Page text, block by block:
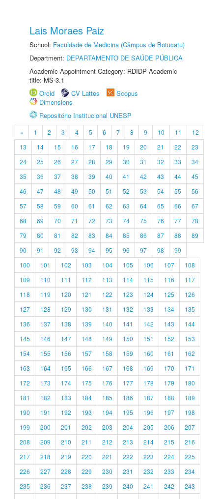
Lais Moraes Paiz
School: Faculdade de Medicina (Câmpus de Botucatu)
Department: DEPARTAMENTO DE SAÚDE PÚBLICA
Academic Appointment Category: RDIDP Academic
title: MS-3.1
Orcid
CV Lattes
Scopus
Dimensions
Repositório Institucional UNESP
« 1 2 3 4 5 6 7 8 9 10 11
12
13
14 15 16 17 18 19 20 21 22
23
24
25 26 27 28 29 30 31 32 33
34
35
36 37 38 39 40 41 42 43 44
45
46
47 48 49 50 51 52 53 54 55
56
57
58 59 60 61 62 63 64 65 66
67
68
69 70 71 72 73 74 75 76 77
78
79
80 81 82 83 84 85 86 87 88
89
90
91 92 93 94 95 96 97 98
99
100
101 102 103 104 105 106 107
108
109
110 111 112 113 114 115 116
117
118
119 120 121 122 123 124 125
126
127
128 129 130 131 132 133 134
135
136
137 138 139 140 141 142 143
144
145
146 147 148 149 150 151 152
153
154
155 156 157 158 159 160 161
162
163
164 165 166 167 168 169 170
171
172
173 174 175 176 177 178 179
180
181
182 183 184 185 186 187 188
189
190
191 192 193 194 195 196 197
198
199
200 201 202 203 204 205 206
207
208
209 210 211 212 213 214 215
216
217
218 219 220 221 222 223 224
225
226
227 228 229 230 231 232 233
234
235
236 237 238 239 240 241 242
243